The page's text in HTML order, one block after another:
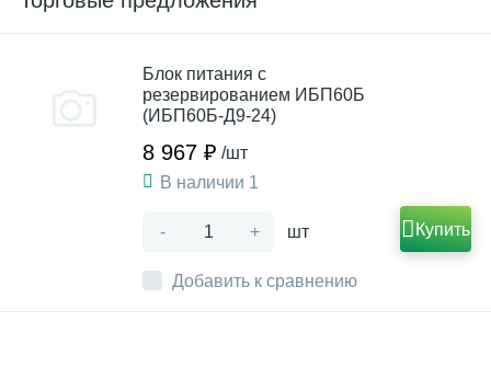
Добавить к сравнению
Блок питания с
резервированием ИБП60Б
(ИБП60Б-Д9-24)
8 967 ₽ /шт
В наличии 1
- + шт Купить